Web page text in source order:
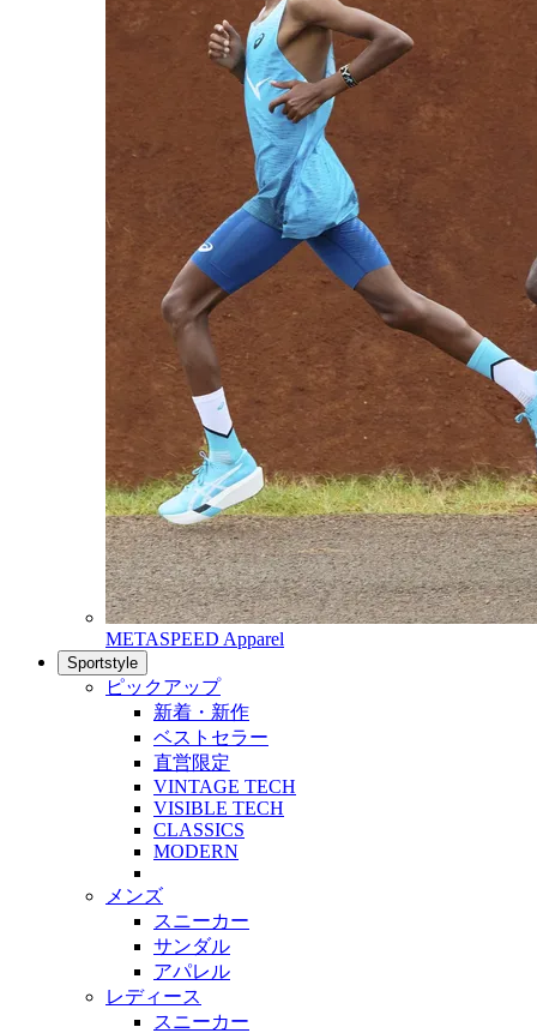
METASPEED Apparel
Sportstyle
ピックアップ
新着・新作
ベストセラー
直営限定
VINTAGE TECH
VISIBLE TECH
CLASSICS
MODERN
メンズ
スニーカー
サンダル
アパレル
レディース
スニーカー